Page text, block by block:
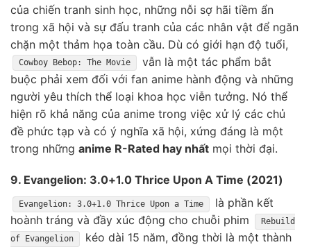
của chiến tranh sinh học, những nỗi sợ hãi tiềm ẩn
trong xã hội và sự đấu tranh của các nhân vật để ngăn
chặn một thảm họa toàn cầu. Dù có giới hạn độ tuổi,
Cowboy Bebop: The Movie
vẫn là một tác phẩm bắt
buộc phải xem đối với fan anime hành động và những
người yêu thích thể loại khoa học viễn tưởng. Nó thể
hiện rõ khả năng của anime trong việc xử lý các chủ
đề phức tạp và có ý nghĩa xã hội, xứng đáng là một
trong những anime R-Rated hay nhất mọi thời đại.
9. Evangelion: 3.0+1.0 Thrice Upon A Time (2021)
Evangelion: 3.0+1.0 Thrice Upon a Time
là phần kết
hoành tráng và đầy xúc động cho chuỗi phim
Rebuild
of Evangelion
kéo dài 15 năm, đồng thời là một thành